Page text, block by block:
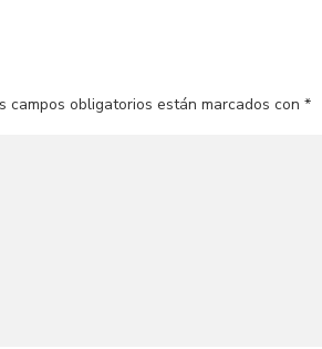
campos obligatorios están marcados con*